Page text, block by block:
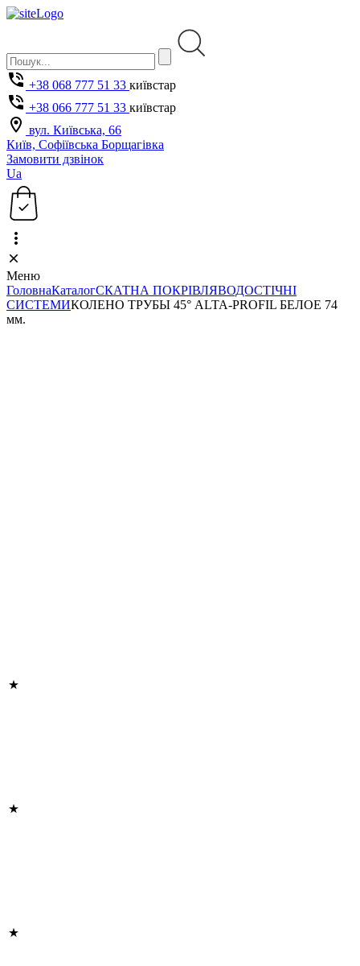
+38 068 777 51 33 київстар
+38 066 777 51 33 київстар
вул. Київська, 66
Київ, Софіївська Борщагівка
Замовити дзвінок
Ua
Меню
ГоловнаКаталогСКАТНА ПОКРІВЛЯВОДОСТІЧНІ
СИСТЕМИКОЛЕНО ТРУБЫ 45° ALTA-PROFIL БЕЛОЕ 74
мм.